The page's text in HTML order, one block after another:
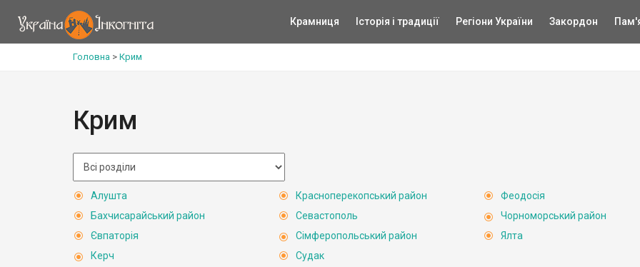
Крамниця Історія і традиції Регіони України Закордон
Головна > Крим
Крим
Алушта
Бахчисарайський район
Євпаторія
Керч
Красноперекопський район
Севастополь
Сімферопольський район
Судак
Феодосія
Чорноморський район
Ялта